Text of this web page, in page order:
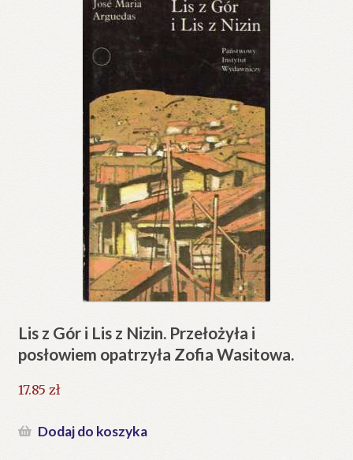
Lis z Gór i Lis z Nizin. Przełożyła i
posłowiem opatrzyła Zofia Wasitowa.
17.85 zł
Dodaj do koszyka